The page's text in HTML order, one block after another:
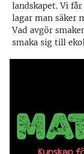
landskapet. Vi
lagar man säker
Vad avgör
smaka sig till